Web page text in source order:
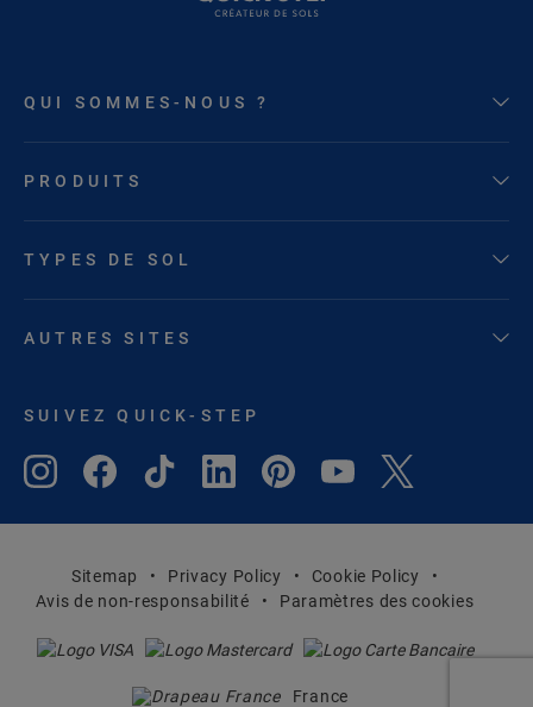
QUI SOMMES-NOUS ?
PRODUITS
TYPES DE SOL
AUTRES SITES
SUIVEZ QUICK-STEP
Sitemap Privacy Policy
Cookie Policy
Avis de non-responsabilité
Paramètres des cookies
France